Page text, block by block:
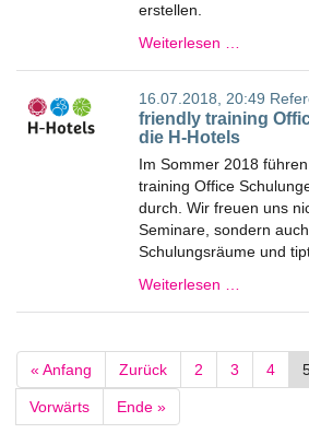
erstellen.
Weiterlesen …
16.07.2018, 20:49
friendly training
die H-Hotels
Im Sommer 2018
training Office
durch. Wir freuen uns
Seminare, sondern
Schulungsräume und
Weiterlesen …
« Anfang Zurück 2 3 4
Vorwärts Ende »